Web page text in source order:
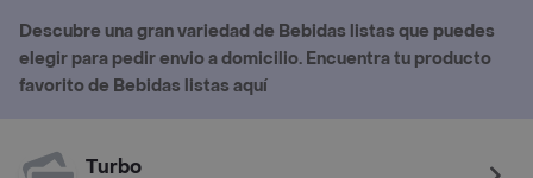
Descubre una gran variedad de Bebidas listas que puedes
elegir para pedir envio a domicilio. Encuentra tu producto
favorito de Bebidas listas aquí
Turbo